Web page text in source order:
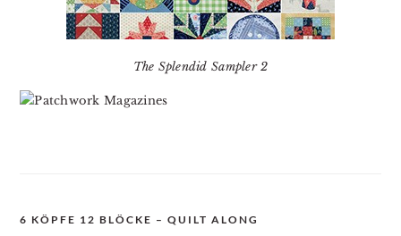
The Splendid Sampler 2
6 KÖPFE 12 BLÖCKE – QUILT ALONG